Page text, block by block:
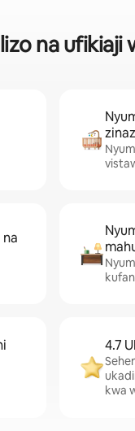
na ufikiaji
4.7
kwa